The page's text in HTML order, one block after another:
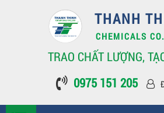
THANH
CHEMICALS
TRAO CHẤT LƯỢNG,
0975 151 205